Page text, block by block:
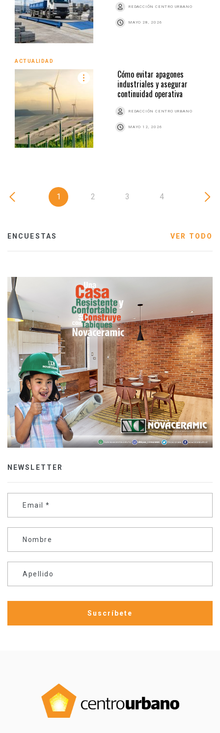
REDACCIÓN CENTRO URBANO
MAYO 28, 2026
ACTUALIDAD
Cómo evitar apagones
industriales y asegurar
continuidad operativa
REDACCIÓN CENTRO URBANO
MAYO 12, 2026
1 2 3 4
ENCUESTAS VER TODO
NEWSLETTER
Email *
Nombre
Apellido